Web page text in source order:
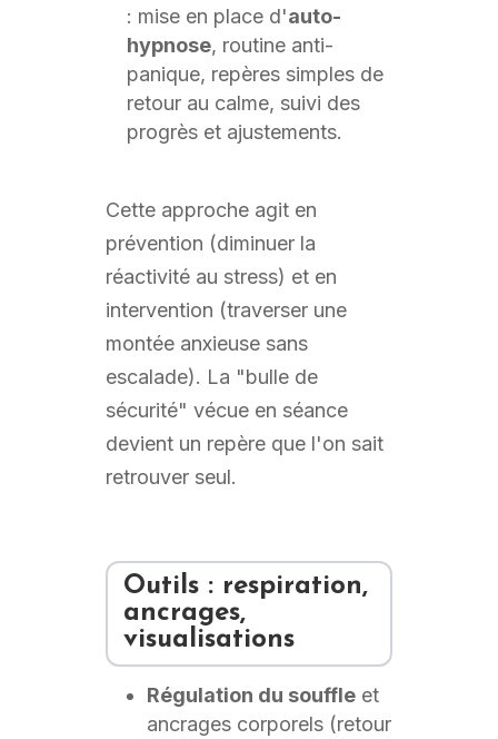
: mise en place d'auto-
hypnose, routine anti-
panique, repères simples de
retour au calme, suivi des
progrès et ajustements.
Cette approche agit en
prévention (diminuer la
réactivité au stress) et en
intervention (traverser une
montée anxieuse sans
escalade). La "bulle de
sécurité" vécue en séance
devient un repère que l'on sait
retrouver seul.
Outils : respiration,
ancrages,
visualisations
Régulation du souffleet
ancrages corporels (retour